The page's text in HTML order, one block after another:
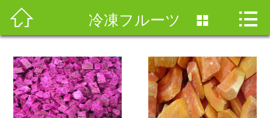
 ホームページ
製品と研究開発
マーケティングネットワーク
 冷凍フルーツ  